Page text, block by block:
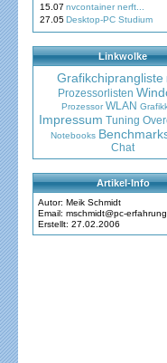
15.07 nvcontainer nerft...
27.05Desktop-PC Studium
Linkwolke
Grafikchiprangliste
Prozessorlisten
Prozessor WLAN
Impressum Tuning
Notebooks
Chat
Artikel-Info
Autor: Meik Schmidt
Email: mschmidt@pc-
Erstellt: 27.02.2006